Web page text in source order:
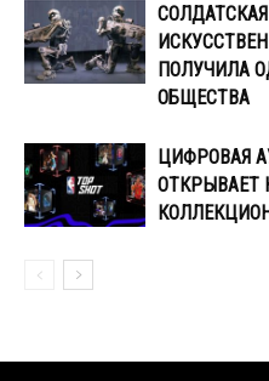
ПОЛУЧИЛА
ОБЩЕСТВА
ЦИФРОВАЯ
ОТКРЫВАЕТ